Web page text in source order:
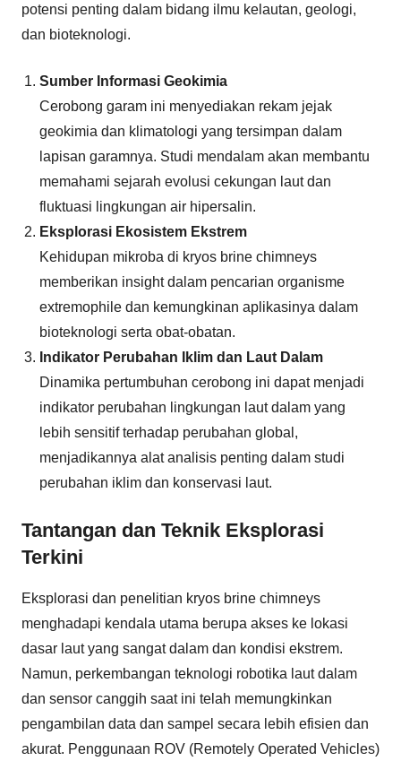
potensi penting dalam bidang ilmu kelautan, geologi,
dan bioteknologi.
Sumber Informasi Geokimia
Cerobong garam ini menyediakan rekam jejak
geokimia dan klimatologi yang tersimpan dalam
lapisan garamnya. Studi mendalam akan membantu
memahami sejarah evolusi cekungan laut dan
fluktuasi lingkungan air hipersalin.
Eksplorasi Ekosistem Ekstrem
Kehidupan mikroba di kryos brine chimneys
memberikan insight dalam pencarian organisme
extremophile dan kemungkinan aplikasinya dalam
bioteknologi serta obat-obatan.
Indikator Perubahan Iklim dan Laut Dalam
Dinamika pertumbuhan cerobong ini dapat menjadi
indikator perubahan lingkungan laut dalam yang
lebih sensitif terhadap perubahan global,
menjadikannya alat analisis penting dalam studi
perubahan iklim dan konservasi laut.
Tantangan dan Teknik Eksplorasi
Terkini
Eksplorasi dan penelitian kryos brine chimneys
menghadapi kendala utama berupa akses ke lokasi
dasar laut yang sangat dalam dan kondisi ekstrem.
Namun, perkembangan teknologi robotika laut dalam
dan sensor canggih saat ini telah memungkinkan
pengambilan data dan sampel secara lebih efisien dan
akurat. Penggunaan ROV (Remotely Operated Vehicles)